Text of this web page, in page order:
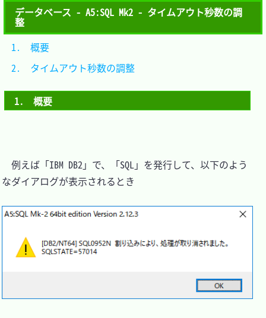
データベース - A5:SQL Mk2 - タイムアウト秒数の調
整
1.　概要
例えば「IBM DB2」で、「SQL」を発行して、以下のよう
なダイアログが表示されるとき